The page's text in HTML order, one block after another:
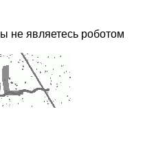
не являетесь роботом